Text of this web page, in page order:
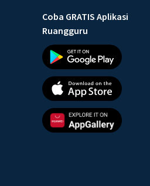
Coba GRATIS Aplikasi
Ruangguru